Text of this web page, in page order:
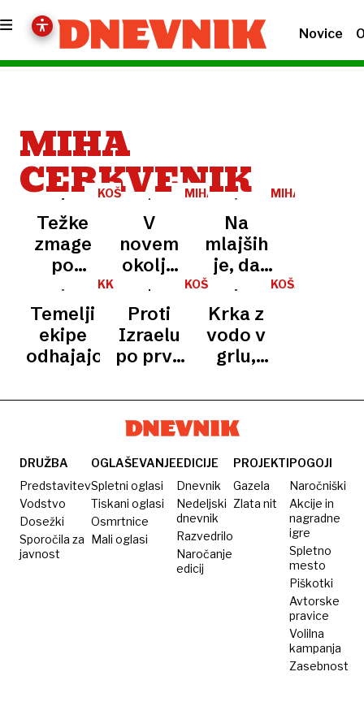
Novice
MIHA
CERKVENIK
KOŠARKA
Težke
zmage
po
podaljških
gradijo
karakter
ekipe
MIHA
V
novem
okolju
se
počuti
kot riba
v vodi
MIHA
Na
mlajših
je, da
imamo
velika
ušesa
KK
Temelji
ekipe
odhajajo
KOŠARKA
Proti
Izraelu
po prvo
kvalifikacijski
skupini
A
KOŠARKA
Krka z
vodo v
grlu,
z željo
po
četrtem
mestu
DRUŽBA
Predstavitev
Vodstvo
Dosežki
Sporočila za
javnost
OGLAŠEVANJE
Spletni oglasi
Tiskani oglasi
Osmrtnice
Mali oglasi
EDICIJE
Dnevnik
Nedeljski
dnevnik
Razvedrilo
Naročanje
edicij
PROJEKTI
Gazela
Zlata nit
POGOJI
Naročniški
Akcije in
nagradne
igre
Spletno
mesto
Piškotki
Avtorske
pravice
Volilna
kampanja
Zasebnost